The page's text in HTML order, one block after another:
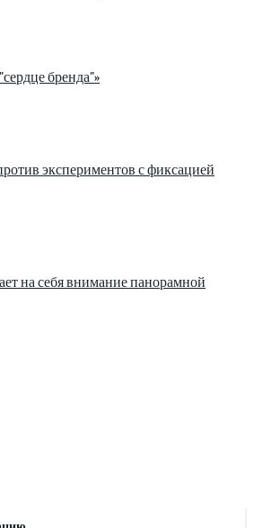
бренда"»
экспериментов с фиксацией
на себя внимание панорамной